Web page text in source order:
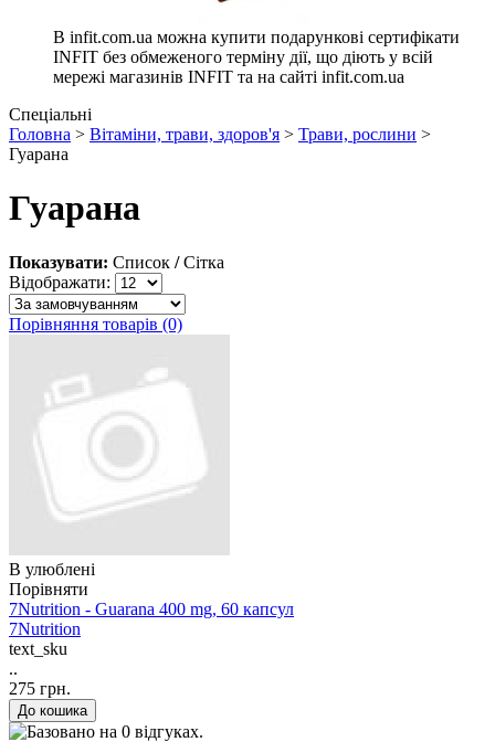
В infit.com.ua можна купити подарункові сертифікати
INFIT без обмеженого терміну дії, що діють у всій
мережі магазинів INFIT та на сайті infit.com.ua
Спеціальні
Головна > Вітаміни, трави, здоров'я > Трави, рослини >
Гуарана
Гуарана
Показувати: Список / Сітка
Відображати:
Порівняння товарів (0)
В улюблені
Порівняти
7Nutrition - Guarana 400 mg, 60 капсул
7Nutrition
text_sku
..
275 грн.